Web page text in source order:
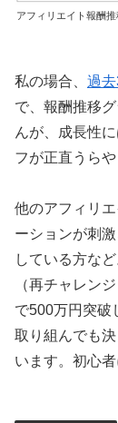
アフィリエイト報酬
私の場合、 過
で、報酬推移
んが、成長性
フが正直うらや
他のアフィリ
ーションが刺
している方な
（再チャレン
で500万円突破
取り組んでも
います。初心